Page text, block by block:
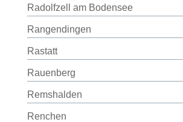
Radolfzell am Bodensee
Rangendingen
Rastatt
Rauenberg
Remshalden
Renchen